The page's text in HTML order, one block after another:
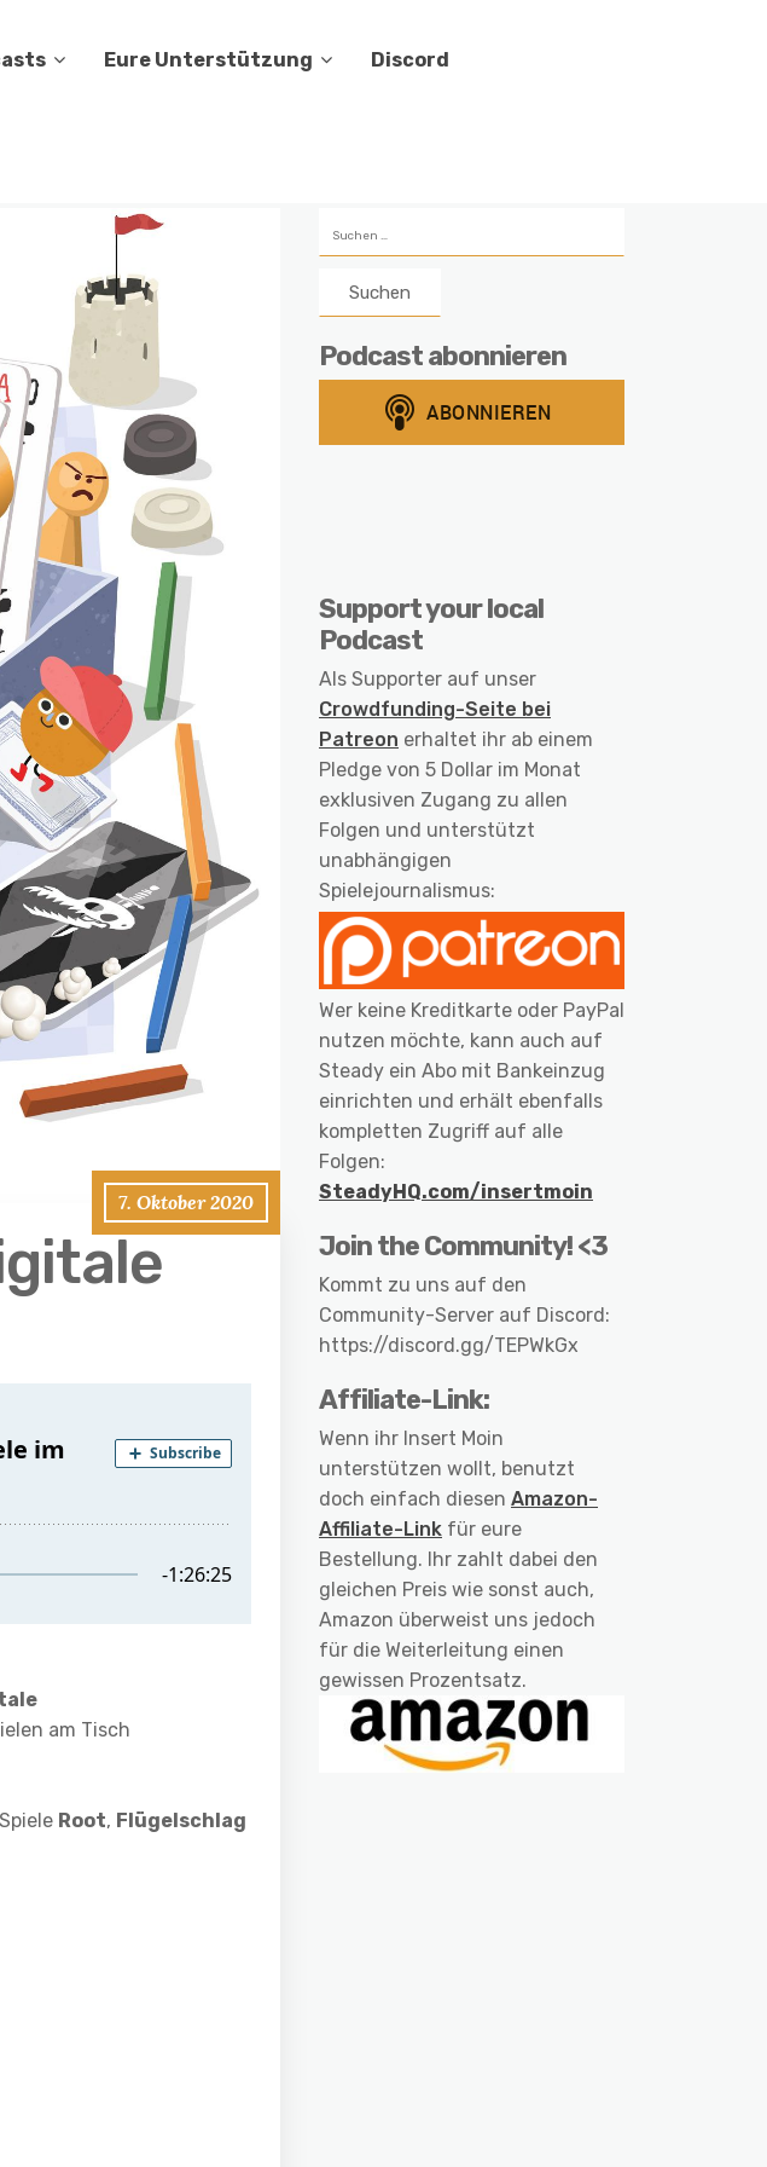
Eure Unterstützung Discord
7. Oktober 2020
am Tisch
Root, Flügelschlag
nach:
Podcast abonnieren
Support your local
Podcast
Als Supporter auf unser
Crowdfunding-Seite bei
Patreon erhaltet ihr ab einem
Pledge von 5 Dollar im Monat
exklusiven Zugang zu allen
Folgen und unterstützt
unabhängigen
Spielejournalismus:
Wer keine Kreditkarte oder PayPal
nutzen möchte, kann auch auf
Steady ein Abo mit Bankeinzug
einrichten und erhält ebenfalls
kompletten Zugriff auf alle
Folgen:
SteadyHQ.com/insertmoin
Join the Community! <3
Kommt zu uns auf den
Community-Server auf Discord:
https://discord.gg/TEPWkGx
Affiliate-Link:
Wenn ihr Insert Moin
unterstützen wollt, benutzt
doch einfach diesen Amazon-
Affiliate-Link für eure
Bestellung. Ihr zahlt dabei den
gleichen Preis wie sonst auch,
Amazon überweist uns jedoch
für die Weiterleitung einen
gewissen Prozentsatz.